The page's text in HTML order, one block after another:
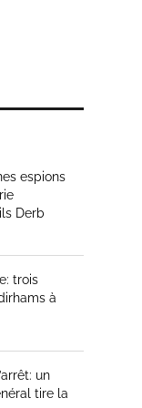
espions
Derb
trois
à
un
tire la